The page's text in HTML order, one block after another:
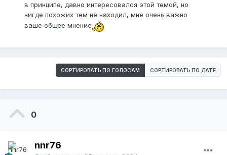
в принципе, давно интересовался этой темой, но
нигде похожих тем не находил, мне очень важно
ваше общее мнение
СОРТИРОВАТЬ ПО ГОЛОСАМ СОРТИРОВАТЬ ПО ДАТЕ
0
nnr76